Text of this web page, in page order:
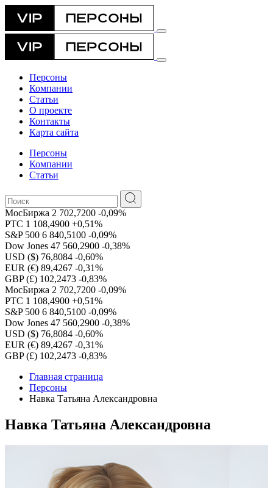
Персоны
Компании
Статьи
О проекте
Контакты
Карта сайта
Персоны
Компании
Статьи
МосБиржа 2 702,7200 -0,09%
РТС 1 108,4900 +0,51%
S&P 500 6 840,5100 -0,09%
Dow Jones 47 560,2900 -0,38%
USD ($) 76,8084 -0,60%
EUR (€) 89,4267 -0,31%
GBP (£) 102,2473 -0,83%
МосБиржа 2 702,7200 -0,09%
РТС 1 108,4900 +0,51%
S&P 500 6 840,5100 -0,09%
Dow Jones 47 560,2900 -0,38%
USD ($) 76,8084 -0,60%
EUR (€) 89,4267 -0,31%
GBP (£) 102,2473 -0,83%
Главная страница
Персоны
Навка Татьяна Александровна
Навка Татьяна Александровна